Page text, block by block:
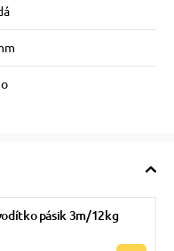
pásik 3m/12kg